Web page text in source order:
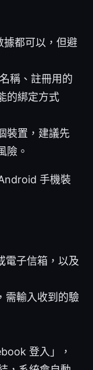
都可以，但避
稱、註冊用的
的綁定方式
裝置，建議先
險。
手機裝
電子信箱，以及
需輸入收到的驗
登入」，